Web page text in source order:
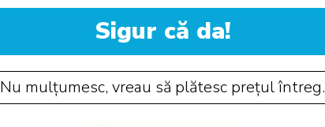
Sigur că da!
Nu mulțumesc, vreau să plătesc prețul întreg.